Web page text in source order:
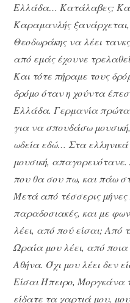
Ελλάδα… Κατάλαβες;
Καραμανλής
Θεοδωράκης να λέει
από εμάς έχουνε
Και τότε πήραμε τους
δρόμο όταν η χούντα
Ελλάδα. Γερμανία
για να σπουδάσω
ωδεία εδώ… Στα ελληνικά
μουσική, απαγορευότανε.
που θα σου πω, και πάω
Μετά από τέσσερις
παραδοσιακές, και με
λέει, από πού είσαι; Από
Ωραία μου λέει, από
Αθήνα. Όχι μου λέει δεν
Είσαι Ήπειρο, Μοργκάνα
είδατε τα χαρτιά μου,